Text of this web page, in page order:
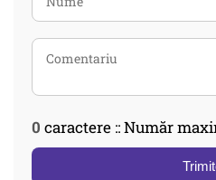
0 caractere :: Număr